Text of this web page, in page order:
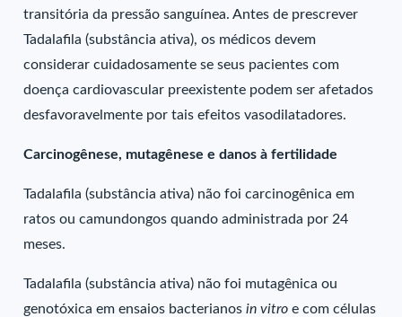
transitória da pressão sanguínea. Antes de prescrever
Tadalafila (substância ativa), os médicos devem
considerar cuidadosamente se seus pacientes com
doença cardiovascular preexistente podem ser afetados
desfavoravelmente por tais efeitos vasodilatadores.
Carcinogênese, mutagênese e danos à fertilidade
Tadalafila (substância ativa) não foi carcinogênica em
ratos ou camundongos quando administrada por 24
meses.
Tadalafila (substância ativa) não foi mutagênica ou
genotóxica em ensaios bacterianosin vitro e com células